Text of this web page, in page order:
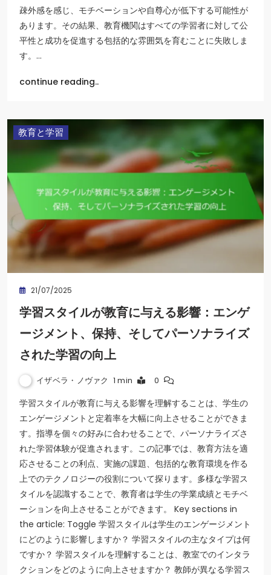
疎外感を感じ、モチベーションや自尊心が低下する可能性が
あります。その結果、教育機関はすべての学習者に対して公
平性と成功を促進する包括的な雰囲気を育むことに失敗しま
す。…
continue reading..
教育と学習
21/07/2025
学習スタイルが教育に与える影響：エンゲ
ージメント、保持、そしてパーソナライズ
された学習の向上
イザベラ・ノヴァク 1 min 0
学習スタイルが教育に与える影響を理解することは、学生の
エンゲージメントと定着率を大幅に向上させることができま
す。指導を個々の好みに合わせることで、パーソナライズさ
れた学習体験が促進されます。この記事では、教育方法を適
応させることの利点、実施の課題、包括的な教育環境を作る
上でのテクノロジーの役割について探ります。多様な学習ス
タイルを認識することで、教育者は学生の学業成績とモチベ
ーションを向上させることができます。 Key sections in
the article: Toggle 学習スタイルは学生のエンゲージメント
にどのように影響しますか？ 学習スタイルの主なタイプは何
ですか？ 学習スタイルを理解することは、教室でのインタラ
クションをどのように向上させますか？ 教師が異なる学習ス